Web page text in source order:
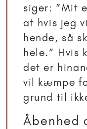
siger: ”Mit
at hvis jeg
hende, så
hele.” Hvis
det er
vil kæmpe
grund til
Åbenhed